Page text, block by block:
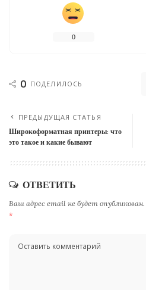
0
0 ПОДЕЛИЛОСЬ
ПРЕДЫДУЩАЯ СТАТЬЯ
Широкоформатная принтеры: что
это такое и какие бывают
ОТВЕТИТЬ
Ваш адрес email не будет опубликован.
*